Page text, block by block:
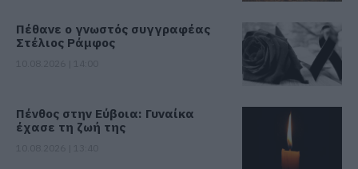
Πέθανε ο γνωστός συγγραφέας
Στέλιος Ράμφος
Πένθος στην Εύβοια: Γυναίκα
έχασε τη ζωή της